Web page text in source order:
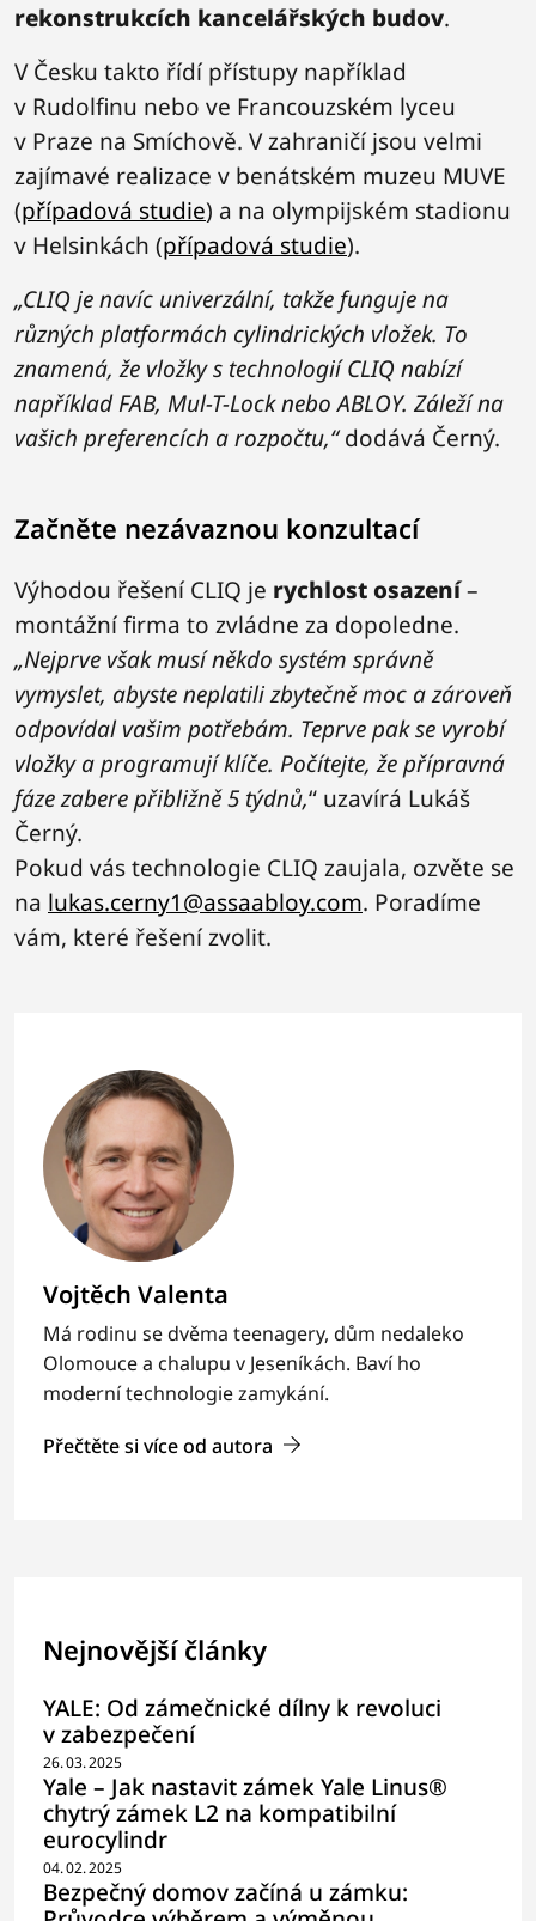
rekonstrukcích kancelářských budov.
V Česku takto řídí přístupy například
v Rudolfinu nebo ve Francouzském lyceu
v Praze na Smíchově. V zahraničí jsou velmi
zajímavé realizace v benátském muzeu MUVE
(případová studie) a na olympijském stadionu
v Helsinkách (případová studie).
„CLIQ je navíc univerzální, takže funguje na
různých platformách cylindrických vložek. To
znamená, že vložky s technologií CLIQ nabízí
například FAB, Mul-T-Lock nebo ABLOY. Záleží na
vašich preferencích a rozpočtu,“dodává Černý.
Začněte nezávaznou konzultací
Výhodou řešení CLIQ je rychlost osazení–
montážní firma to zvládne za dopoledne.
„Nejprve však musí někdo systém správně
vymyslet, abyste neplatili zbytečně moc a zároveň
odpovídal vašim potřebám. Teprve pak se vyrobí
vložky a programují klíče. Počítejte, že přípravná
fáze zabere přibližně 5 týdnů,“ uzavírá Lukáš
Černý.
Pokud vás technologie CLIQ zaujala, ozvěte se
na lukas.cerny1@assaabloy.com. Poradíme
vám, které řešení zvolit.
Vojtěch Valenta
Má rodinu se dvěma teenagery, dům nedaleko
Olomouce a chalupu v Jeseníkách. Baví ho
moderní technologie zamykání.
Přečtěte si více od autora
Nejnovější články
YALE: Od zámečnické dílny k revoluci
v zabezpečení
26. 03. 2025
Yale –⁠⁠⁠⁠⁠⁠ Jak nastavit zámek Yale Linus®
chytrý zámek L2 na kompatibilní
eurocylindr
04. 02. 2025
Bezpečný domov začíná u zámku: